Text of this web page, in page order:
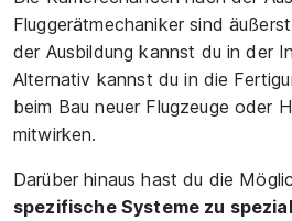
Fluggerätmechaniker sind
der Ausbildung kannst du in der
Alternativ kannst du in die
beim Bau neuer Flugzeuge oder
mitwirken.
Darüber hinaus hast du die
spezifische Systeme zu